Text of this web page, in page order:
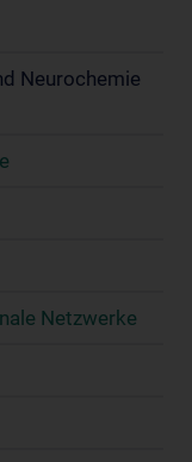
Neurochemie
Netzwerke